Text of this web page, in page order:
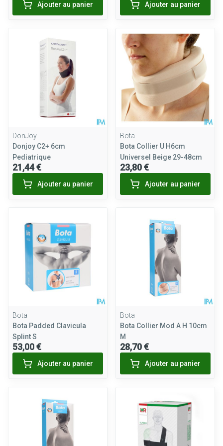
Ajouter au panier Ajouter au panier
DonJoy
Donjoy C2+ 6cm
Pediatrique
21,44 €
Ajouter au panier
Bota
Bota Collier U H6cm
Universel Beige 29-48cm
23,80 €
Ajouter au panier
Bota
Bota Padded Clavicula
Splint S
53,00 €
Ajouter au panier
Bota
Bota Collier Mod A H 10cm
M
28,70 €
Ajouter au panier